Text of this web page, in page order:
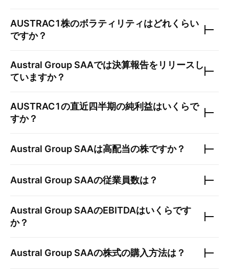
AUSTRAC1株のボラティリティはどれくらい
ですか？
Austral Group SAAでは決算報告をリリースし
ていますか？
AUSTRAC1の直近四半期の純利益はいくらで
すか？
Austral Group SAAは高配当の株ですか？
Austral Group SAAの従業員数は？
Austral Group SAAのEBITDAはいくらです
か？
Austral Group SAAの株式の購入方法は？